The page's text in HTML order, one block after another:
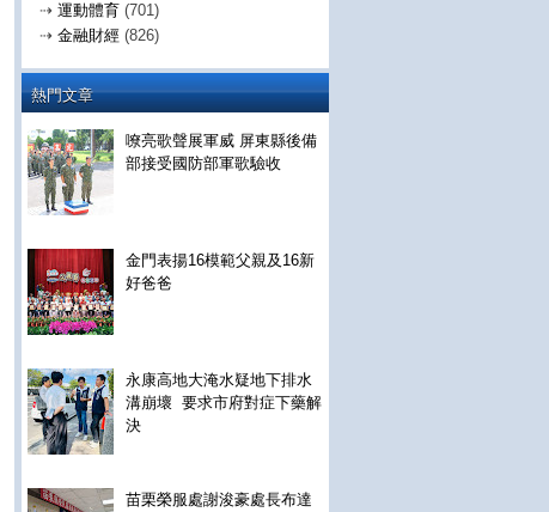
⇢ 運動體育 (701)
⇢ 金融財經 (826)
熱門文章
嘹亮歌聲展軍威 屏東縣後備
部接受國防部軍歌驗收
金門表揚16模範父親及16新
好爸爸
永康高地大淹水疑地下排水
溝崩壞 要求市府對症下藥解
決
苗栗榮服處謝浚豪處長布達